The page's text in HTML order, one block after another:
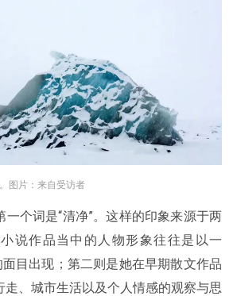
图片：来自受访者
一个词是“清净”。这样的印象来源于两
说作品当中的人物形象往往是以一
面目出现；第二则是她在早期散文作品
走、城市生活以及个人情感的观察与思